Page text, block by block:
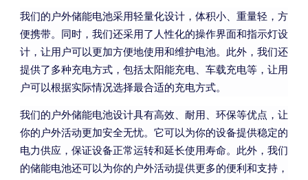
我们的户外储能电池采用轻量化设计，体积小、重量轻，方
便携带。同时，我们还采用了人性化的操作界面和指示灯设
计，让用户可以更加方便地使用和维护电池。此外，我们还
提供了多种充电方式，包括太阳能充电、车载充电等，让用
户可以根据实际情况选择最合适的充电方式。
我们的户外储能电池设计具有高效、耐用、环保等优点，让
你的户外活动更加安全无忧。它可以为你的设备提供稳定的
电力供应，保证设备正常运转和延长使用寿命。此外，我们
的储能电池还可以为你的户外活动提供更多的便利和支持，